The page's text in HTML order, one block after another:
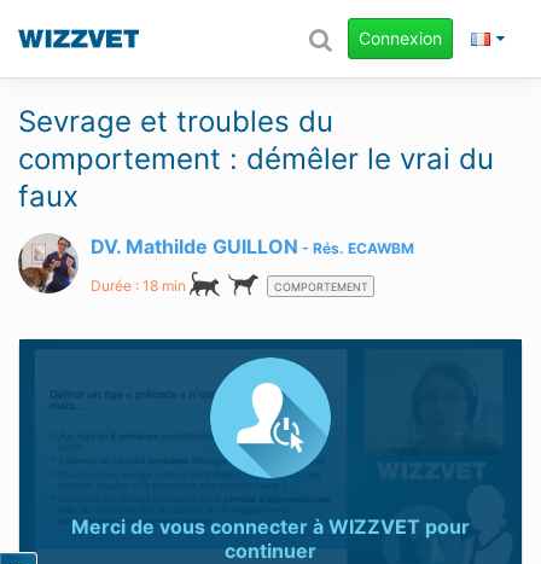
Connexion
Sevrage et troubles du
comportement : démêler le vrai du
faux
DV. Mathilde GUILLON Rés. ECAWBM
Durée : 18 min COMPORTEMENT
Merci de vous connecter à WIZZVET pour
continuer